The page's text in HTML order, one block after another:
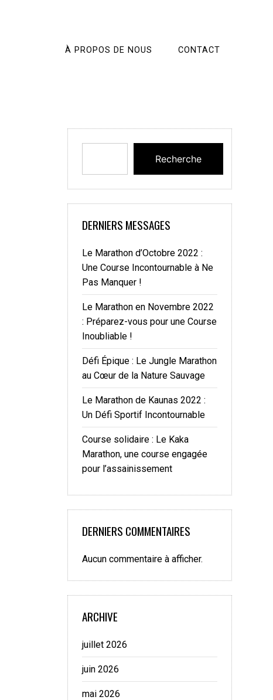
À PROPOS DE NOUS CONTACT
Recherche
DERNIERS MESSAGES
Le Marathon d’Octobre 2022 :
Une Course Incontournable à Ne
Pas Manquer !
Le Marathon en Novembre 2022
: Préparez-vous pour une Course
Inoubliable !
Défi Épique : Le Jungle Marathon
au Cœur de la Nature Sauvage
Le Marathon de Kaunas 2022 :
Un Défi Sportif Incontournable
Course solidaire : Le Kaka
Marathon, une course engagée
pour l’assainissement
DERNIERS COMMENTAIRES
Aucun commentaire à afficher.
ARCHIVE
juillet 2026
juin 2026
mai 2026